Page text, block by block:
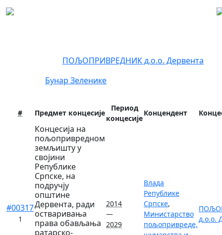
ПОЉОПРИВРЕДНИК д.о.о. Дервента
Бунар Зеленике
# Предмет концесије
Период
концесије
Концендент
#00317
1
Концесија на
пољопривредном
земљишту у
својини
Републике
Српске, на
подручју
општине
Дервента, ради
остваривања
права обављања
ратарско-
2014
—
2029
Влада
Републике
Српске,
Министарство
пољопривреде,
д.о.о.